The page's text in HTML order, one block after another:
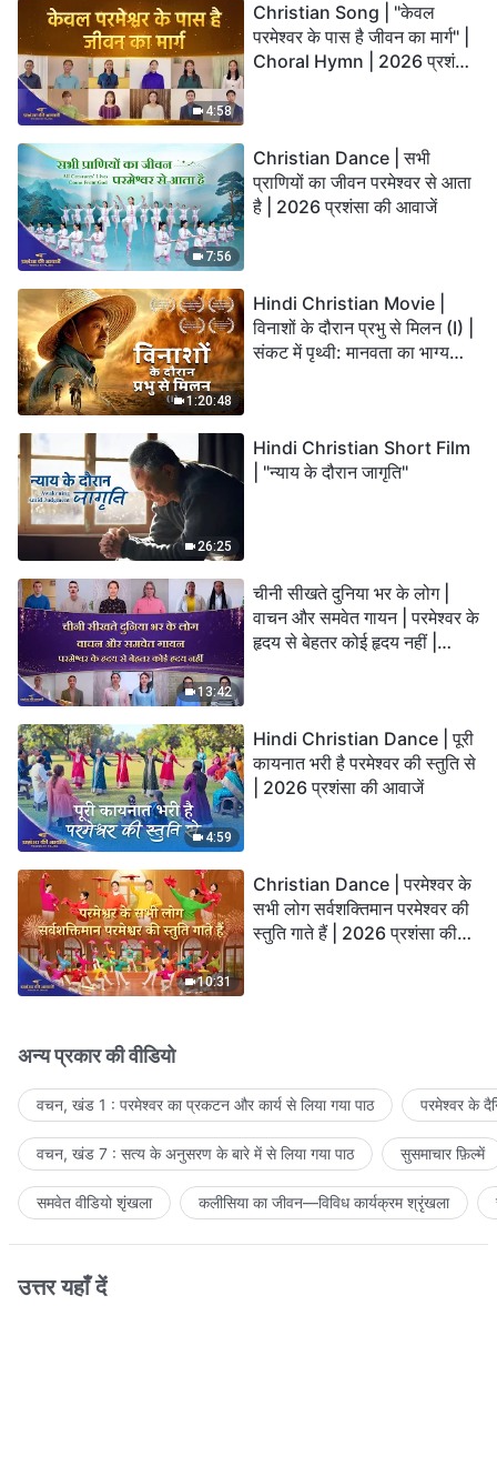
4:58
Christian Song | "केवल
परमेश्वर के पास है जीवन का मार्ग" |
Choral Hymn | 2026 प्रशंसा
7:56
Christian Dance | सभी
प्राणियों का जीवन परमेश्वर से आता
है | 2026 प्रशंसा की आवाजें
1:20:48
Hindi Christian Movie |
विनाशों के दौरान प्रभु से मिलन (I) |
संकट में पृथ्वी: मानवता का भाग्य
26:25
Hindi Christian Short Film
| "न्याय के दौरान जागृति"
13:42
चीनी सीखते दुनिया भर के लोग |
वाचन और समवेत गायन | परमेश्वर के
हृदय से बेहतर कोई हृदय नहीं |
4:59
Hindi Christian Dance | पूरी
कायनात भरी है परमेश्वर की स्तुति से
| 2026 प्रशंसा की आवाजें
10:31
Christian Dance | परमेश्वर के
सभी लोग सर्वशक्तिमान परमेश्वर की
स्तुति गाते हैं | 2026 प्रशंसा की
अन्य प्रकार की वीडियो
वचन, खंड 1 : परमेश्वर का प्रकटन और कार्य से लिया गया पाठ परमेश्वर के
वचन, खंड 7 : सत्य के अनुसरण के बारे में से लिया गया पाठ सुसमाचार फ़िल्में
समवेत वीडियो शृंखला कलीसिया का जीवन—विविध कार्यक्रम श्रृंखला
उत्तर यहाँ दें